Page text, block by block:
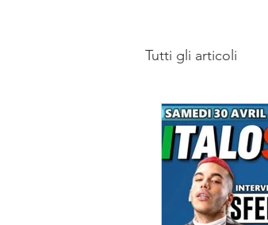
Tutti gli articoli